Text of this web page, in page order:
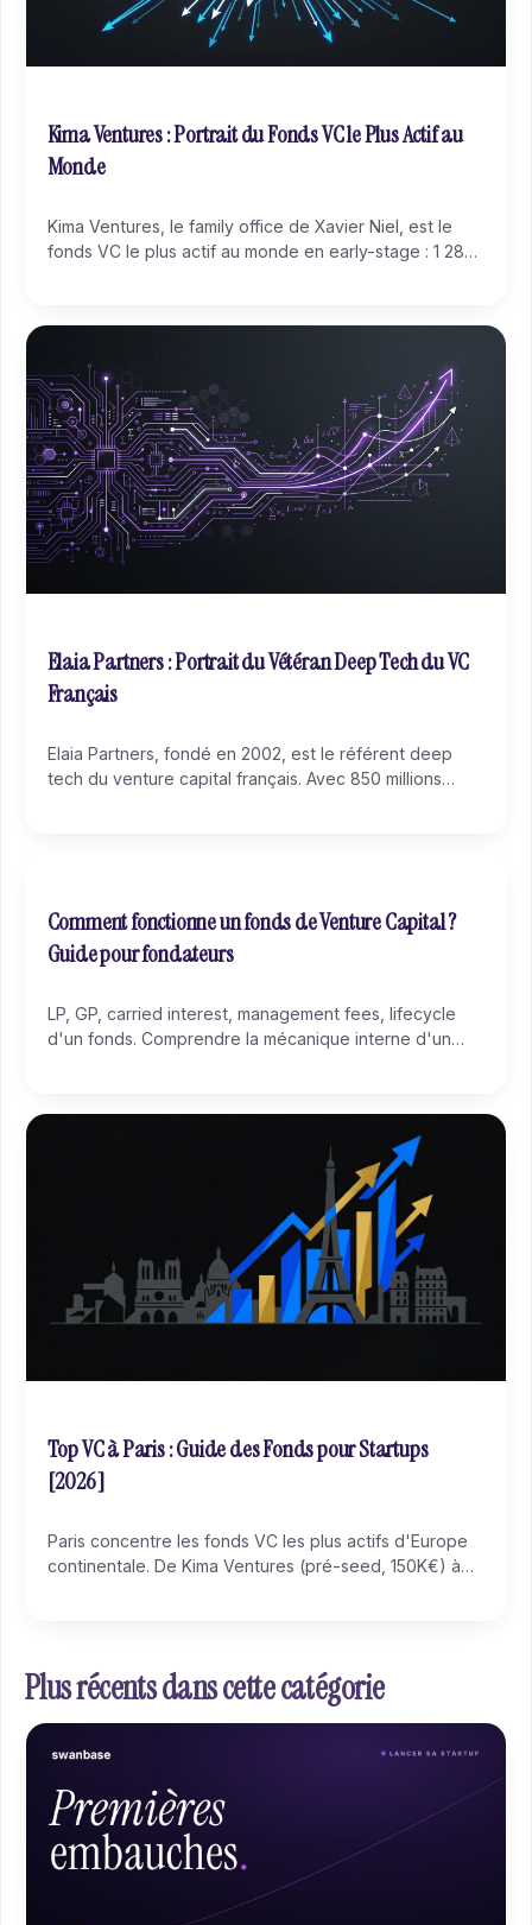
Kima Ventures : Portrait du Fonds VC le Plus Actif au
Monde
Kima Ventures, le family office de Xavier Niel, est le
fonds VC le plus actif au monde en early-stage : 1 288
de sa thèse d'investissement et de son portefeuille.
Elaia Partners : Portrait du Vétéran Deep Tech du VC
Français
Elaia Partners, fondé en 2002, est le référent deep
tech du venture capital français. Avec 850 millions
Comment fonctionne un fonds de Venture Capital ?
Guide pour fondateurs
LP, GP, carried interest, management fees, lifecycle
d'un fonds. Comprendre la mécanique interne d'un
Top VC à Paris : Guide des Fonds pour Startups
[2026]
Paris concentre les fonds VC les plus actifs d'Europe
continentale. De Kima Ventures (pré-seed, 150K€) à
Plus récents dans cette catégorie